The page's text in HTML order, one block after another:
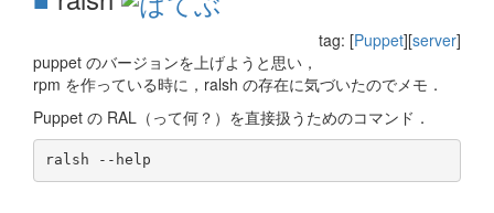
tag: [Puppet][server]
puppet のバージョンを上げようと思い，
rpm を作っている時に，ralsh の存在に気づいたのでメモ．
Puppet の RAL（って何？）を直接扱うためのコマンド．